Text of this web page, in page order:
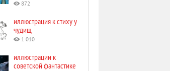
872
иллюстрация к стиху у
чудищ
1 010
иллюстрации к
советской фантастике